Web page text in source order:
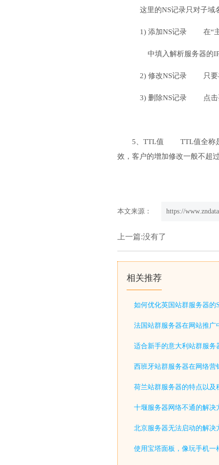
这里的NS记录只对
1) 添加NS记录 在“主机
中填入解析服务器的IP
2) 修改NS记录 只要在
3) 删除NS记录 点击要
5、TTL值 TTL值全称是“
效，客户的增加修改一般不超
本文来源： https://
上一篇:没有了
相关推荐
如何优化英国站群服务器的
法国站群服务器在网站推广
适合新手的意大利站群服务
西班牙站群服务器在网络营
荷兰站群服务器的特点以及
十堰服务器网络不通的解决
北京服务器无法启动的解决
使用宝塔面板，像玩手机一